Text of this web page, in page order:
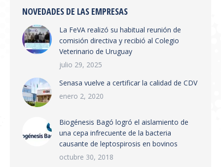
Electrónica y Sistema de Trazabilidad El
que establece la creación del Sistema
Integrado de Gestión de Trazabilidad de
Productos Veterinarios (SIGTRAZAVET) y la
obligatoriedad de la Receta Veterinaria
nacional. Puntos principales:…
NOVEDADES DE LAS EMPRESAS
La FeVA realizó su habitual reunión de
comisión directiva y recibió al Colegio
Veterinario de Uruguay
julio 29, 2025
Senasa vuelve a certificar la calidad de CDV
enero 2, 2020
Biogénesis Bagó logró el aislamiento de
una cepa infrecuente de la bacteria
causante de leptospirosis en bovinos
octubre 30, 2018